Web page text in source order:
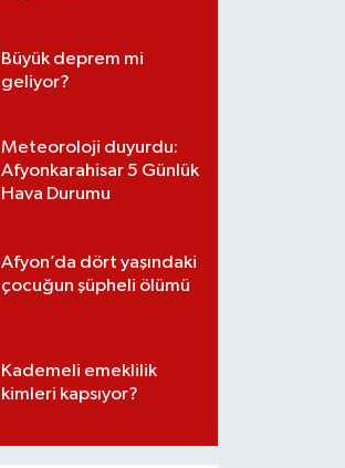
Büyük deprem mi
geliyor?
Meteoroloji duyurdu:
Afyonkarahisar 5 Günlük
Hava Durumu
Afyon’da dört yaşındaki
çocuğun şüpheli ölümü
Kademeli emeklilik
kimleri kapsıyor?